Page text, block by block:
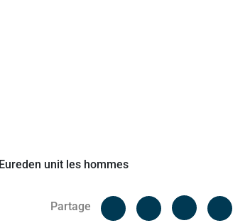
Partage
Facebook